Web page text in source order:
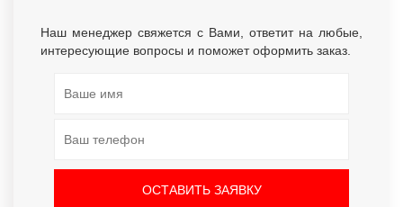
Наш менеджер свяжется с Вами, ответит на любые,
интересующие вопросы и поможет оформить заказ.